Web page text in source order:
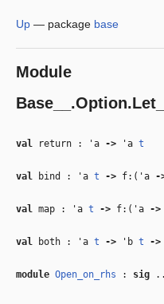
Up — package base
Module
val return : 'a ‑> 'a t
val bind : 'a t ‑> f:( 'a
val map : 'a t ‑> f:( 'a ‑>
val both : 'a t ‑> 'b t ‑>
module Open_on_rhs : sig